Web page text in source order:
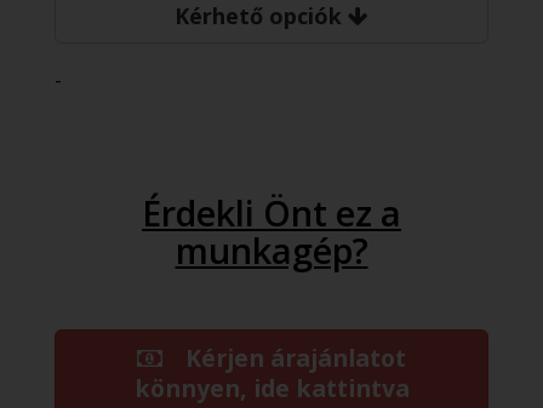
Kérhető opciók
-
Érdekli Önt ez a
munkagép?
Kérjen árajánlatot
könnyen, ide kattintva